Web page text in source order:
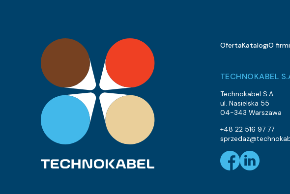
0112 175 10
LiYCY 3×1,0c Eca
0112 147 10
LIYCY 18×1,5
0112 150 10
LIYCY 25×1,5 Eca
0112 152 10
LIYCY 14×0,34 Eca
0112 154 10
LIYCY 23×0,75 Eca
0112 163 10
LIYCY 16×0,34 Eca
OfertaKatalogiO
TECHNOKABEL
Technokabel S.A.
ul. Nasielska 55
04-343 Warszawa
+48 22 516 97 77